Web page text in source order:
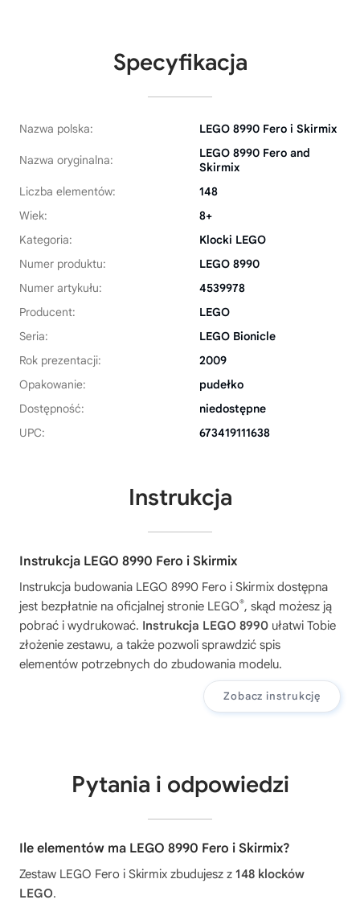
Specyfikacja
Nazwa polska: LEGO 8990 Fero i Skirmix
Nazwa oryginalna:
LEGO 8990 Fero and
Skirmix
Liczba elementów:
148
Wiek:
8+
Kategoria:
Klocki LEGO
Numer produktu:
LEGO 8990
Numer artykułu:
4539978
Producent:
LEGO
Seria:
LEGO Bionicle
Rok prezentacji:
2009
Opakowanie:
pudełko
Dostępność:
niedostępne
UPC:
673419111638
Instrukcja
Instrukcja LEGO 8990 Fero i Skirmix
Instrukcja budowania LEGO 8990 Fero i Skirmix dostępna
jest bezpłatnie na oficjalnej stronie LEGO®, skąd możesz ją
pobrać i wydrukować. Instrukcja LEGO 8990 ułatwi Tobie
złożenie zestawu, a także pozwoli sprawdzić spis
elementów potrzebnych do zbudowania modelu.
Zobacz instrukcję
Pytania i odpowiedzi
Ile elementów ma LEGO 8990 Fero i Skirmix?
Zestaw LEGO Fero i Skirmix zbudujesz z 148 klocków
LEGO.